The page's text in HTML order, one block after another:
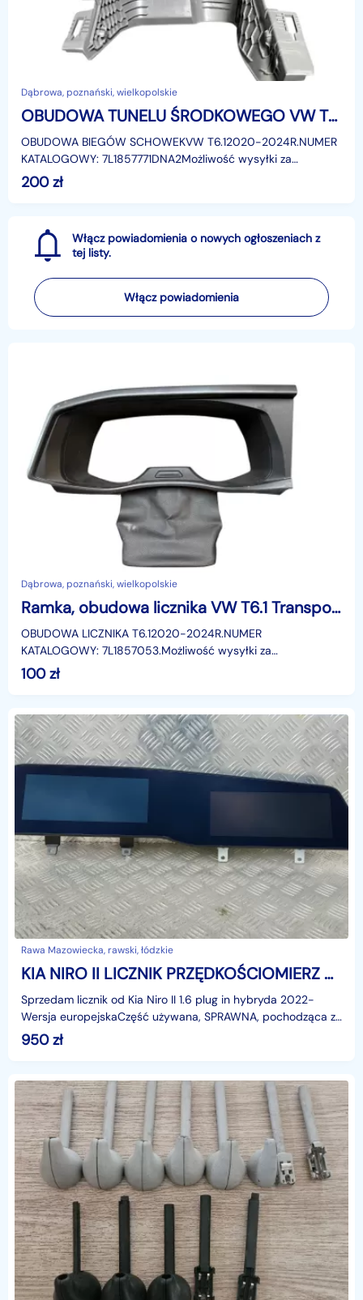
Dąbrowa, poznański, wielkopolskie
OBUDOWA TUNELU ŚRODKOWEGO VW TRANSPORTER
OBUDOWA BIEGÓW SCHOWEKVW T6.12020-2024R.NUMER
KATALOGOWY: 7L1857771DNA2Możliwość wysyłki za
pośrednictwem firmy kurierskiej DPD.
200zł
Włącz powiadomienia o nowych ogłoszeniach z
tej listy.
Włącz powiadomienia
Dąbrowa, poznański, wielkopolskie
Ramka, obudowa licznika VW T6.1 Transporter 7L1857053
OBUDOWA LICZNIKA T6.12020-2024R.NUMER
KATALOGOWY: 7L1857053.Możliwość wysyłki za
pośrednictwem firmy kurierskiej DPD.
100zł
Rawa Mazowiecka, rawski, łódzkie
KIA NIRO II LICZNIK PRZĘDKOŚCIOMIERZ WYŚWIETLACZ EKRAN EUROPA 1.6 B PLUG IN
Sprzedam licznik od Kia Niro II 1.6 plug in hybryda 2022-
Wersja europejskaCzęść używana, SPRAWNA, pochodząca z
demontażu.CENA ZA 1 SZTUKĘkontakt 697403767
950zł